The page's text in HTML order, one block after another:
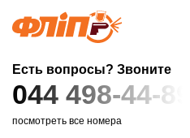
Есть вопросы? Звоните
044 498-44-89
посмотреть все номера